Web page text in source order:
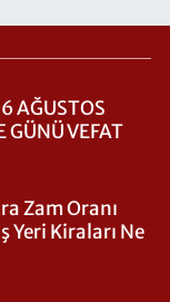
AĞUSTOS
VEFAT
Zam Oranı
Yeri Kiraları Ne